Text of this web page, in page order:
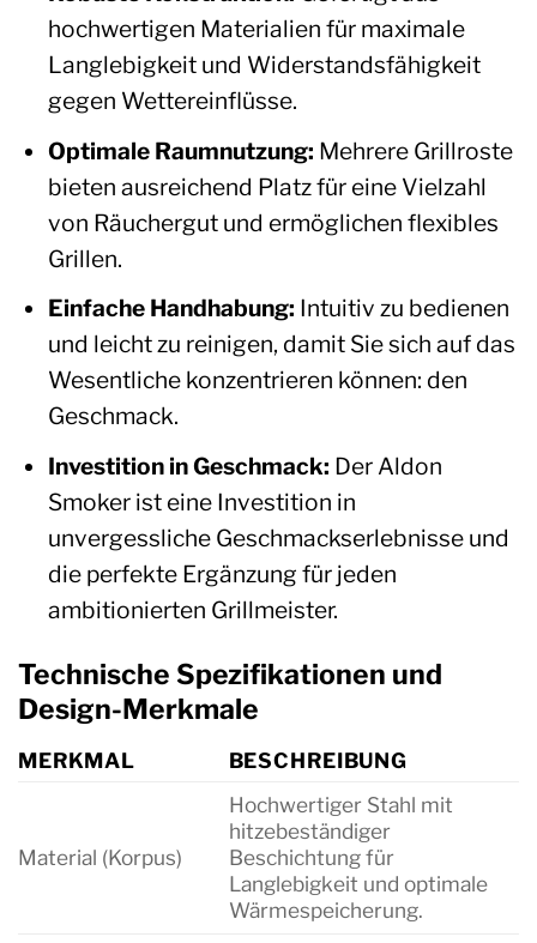
hochwertigen Materialien für maximale
Langlebigkeit und Widerstandsfähigkeit
gegen Wettereinflüsse.
Optimale Raumnutzung: Mehrere Grillroste
bieten ausreichend Platz für eine Vielzahl
von Räuchergut und ermöglichen flexibles
Grillen.
Einfache Handhabung: Intuitiv zu bedienen
und leicht zu reinigen, damit Sie sich auf das
Wesentliche konzentrieren können: den
Geschmack.
Investition in Geschmack: Der Aldon
Smoker ist eine Investition in
unvergessliche Geschmackserlebnisse und
die perfekte Ergänzung für jeden
ambitionierten Grillmeister.
Technische Spezifikationen und
Design-Merkmale
MERKMAL BESCHREIBUNG
Material (Korpus)
Hochwertiger Stahl mit
hitzebeständiger
Beschichtung für
Langlebigkeit und optimale
Wärmespeicherung.